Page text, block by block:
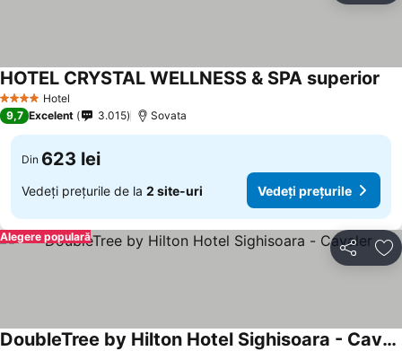
4 Stele Hotel
HOTEL CRYSTAL WELLNESS & SPA superior
9,7 Excelent 3.015 Sovata
Din 623 lei
Vedeți prețurile de la 2 site-uri Vedeți prețurile
Distribuiți
Alegere populară
DoubleTree by Hilton Hotel Sighisoara - Cavaler